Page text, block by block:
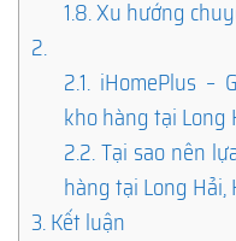
1.8.Xu hướng
2.
2.1. iHomePlus –
kho hàng tại Long
2.2.Tại sao nên
hàng tại Long Hải,
3.Kết luận